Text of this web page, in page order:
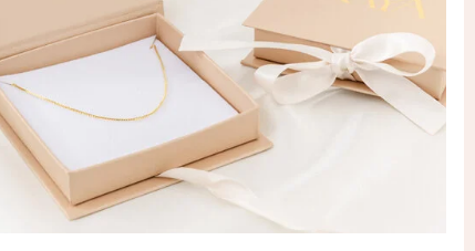
mailinglijst
Ma-Vr
17:00